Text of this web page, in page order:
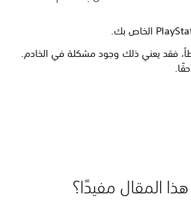
فقد يعني ذلك وجود مشكلة في الخادم.
المقال مفيدًا؟